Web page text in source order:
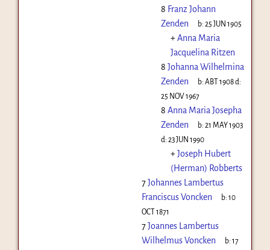
8 Franz Johann
Zenden
b:25 JUN 1905
+Anna Maria
Jacquelina Ritzen
8 Johanna Wilhelmina
Zenden
b:ABT 1908d:
25 NOV 1967
8 Anna Maria Josepha
Zenden
b:21 MAY 1903
d: 23 JUN 1990
+Joseph Hubert
(Herman) Robberts
7Johannes Lambertus
Franciscus Voncken
b:10
OCT 1871
7Joannes Lambertus
Wilhelmus Voncken
b:17